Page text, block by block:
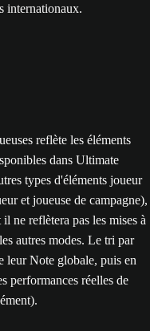
internationaux.
reflète les éléments
dans Ultimate
types d'éléments joueur
et joueuse de campagne),
ne reflètera pas les mises à
autres modes. Le tri par
leur Note globale, puis en
performances réelles de